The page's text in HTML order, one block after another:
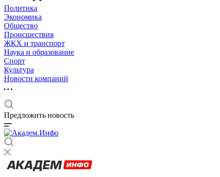
Политика
Экономика
Общество
Происшествия
ЖКХ и транспорт
Наука и образование
Спорт
Культура
Новости компаний
Предложить новость